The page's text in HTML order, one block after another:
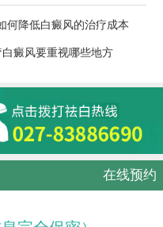
何降低白癜风的治疗成本
癜风要重视哪些地方
在线预约